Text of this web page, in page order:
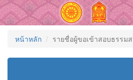
หน้าหลัก รายชื่อผู้ขอเข้าสอบธรร